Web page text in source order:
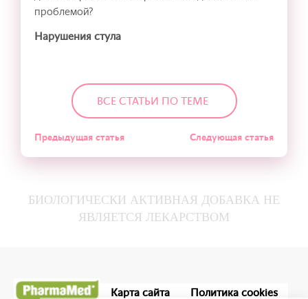
проблемой?
Нарушения стула
ВСЕ СТАТЬИ ПО ТЕМЕ
Предыдущая статья Следующая статья
БИОЛОГИЧЕСКИ АКТИВНАЯ ДОБАВКА НЕ
ЯВЛЯЕТСЯ ЛЕКАРСТВОМ
Карта сайта Политика cookies